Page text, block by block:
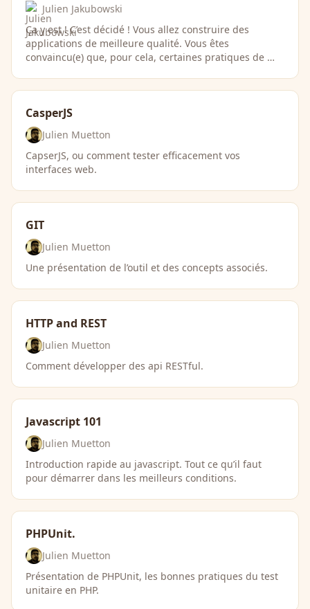
Julien Jakubowski
Ça y est ! C’est décidé ! Vous allez construire des
applications de meilleure qualité. Vous êtes
convaincu(e) que, pour cela, certaines pratiques de …
CasperJS
Julien Muetton
CapserJS, ou comment tester efficacement vos
interfaces web.
GIT
Julien Muetton
Une présentation de l’outil et des concepts associés.
HTTP and REST
Julien Muetton
Comment développer des api RESTful.
Javascript 101
Julien Muetton
Introduction rapide au javascript. Tout ce qu’il faut
pour démarrer dans les meilleurs conditions.
PHPUnit.
Julien Muetton
Présentation de PHPUnit, les bonnes pratiques du test
unitaire en PHP.